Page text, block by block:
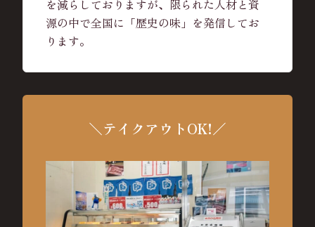
を減らしておりますが、限られた人材と資
源の中で全国に「歴史の味」を発信してお
ります。
＼テイクアウトOK!／